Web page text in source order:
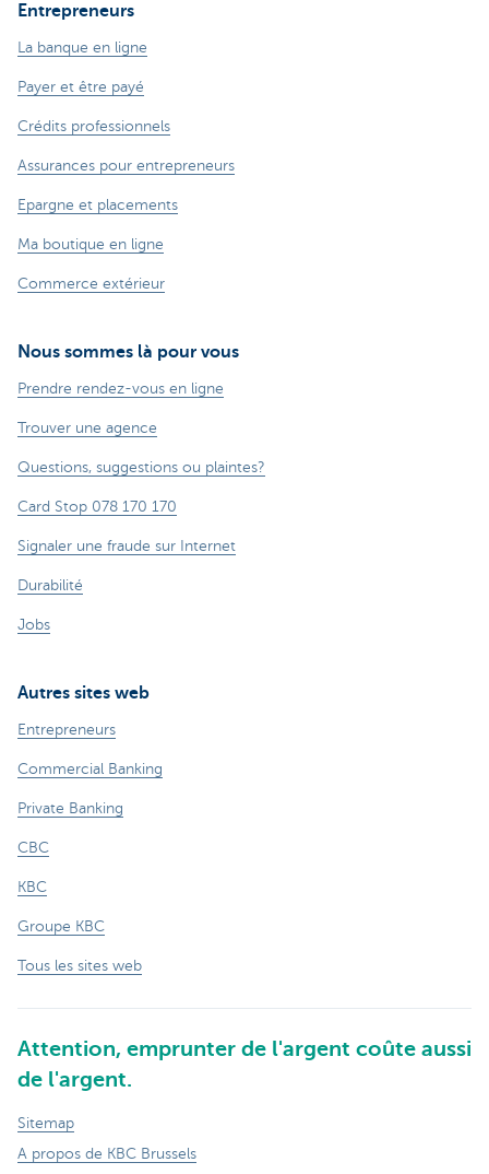
Entrepreneurs
La banque en ligne
Payer et être payé
Crédits professionnels
Assurances pour entrepreneurs
Epargne et placements
Ma boutique en ligne
Commerce extérieur
Nous sommes là pour vous
Prendre rendez-vous en ligne
Trouver une agence
Questions, suggestions ou plaintes?
Card Stop 078 170 170
Signaler une fraude sur Internet
Durabilité
Jobs
Autres sites web
Entrepreneurs
Commercial Banking
Private Banking
CBC
KBC
Groupe KBC
Tous les sites web
Attention, emprunter de l'argent coûte aussi
de l'argent.
Sitemap
A propos de KBC Brussels